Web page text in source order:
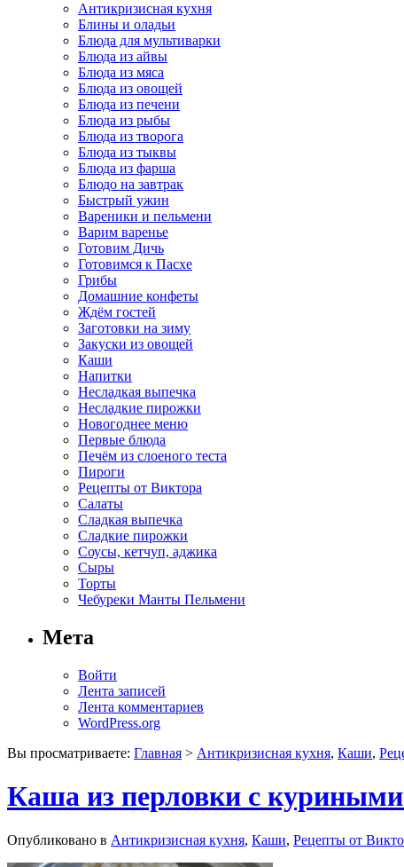
Антикризисная кухня
Блины и оладьи
Блюда для мультиварки
Блюда из айвы
Блюда из мяса
Блюда из овощей
Блюда из печени
Блюда из рыбы
Блюда из творога
Блюда из тыквы
Блюда из фарша
Блюдо на завтрак
Быстрый ужин
Вареники и пельмени
Варим варенье
Готовим Дичь
Готовимся к Пасхе
Грибы
Домашние конфеты
Ждём гостей
Заготовки на зиму
Закуски из овощей
Каши
Напитки
Несладкая выпечка
Несладкие пирожки
Новогоднее меню
Первые блюда
Печём из слоеного теста
Пироги
Рецепты от Виктора
Салаты
Сладкая выпечка
Сладкие пирожки
Соусы, кетчуп, аджика
Сыры
Торты
Чебуреки Манты Пельмени
Мета
Войти
Лента записей
Лента комментариев
WordPress.org
Вы просматриваете: Главная > Антикризисная кухня, Каши,
Каша из перловки с
Опубликовано в Антикризисная кухня, Каши, Рецепты от